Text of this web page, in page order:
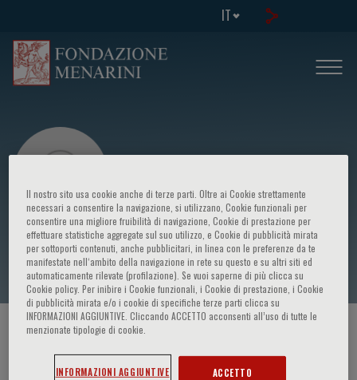
IT
Antonio Pinto
HOME PAGE / CORSI ED EVENTI
Il nostro sito usa cookie anche di terze parti. Oltre ai Cookie strettamente
necessari a consentire la navigazione, si utilizzano, Cookie funzionali per
consentire una migliore fruibilità di navigazione, Cookie di prestazione per
effettuare statistiche aggregate sul suo utilizzo, e Cookie di pubblicità mirata
per sottoporti contenuti, anche pubblicitari, in linea con le preferenze da te
manifestate nell‘ambito della navigazione in rete su questo e su altri siti ed
automaticamente rilevate (profilazione). Se vuoi saperne di più clicca su
Cookie policy. Per inibire i Cookie funzionali, i Cookie di prestazione, i Cookie
di pubblicità mirata e/o i cookie di specifiche terze parti clicca su
INFORMAZIONI AGGIUNTIVE. Cliccando ACCETTO acconsenti all’uso di tutte le
menzionate tipologie di cookie.
INFORMAZIONI AGGIUNTIVE ACCETTO